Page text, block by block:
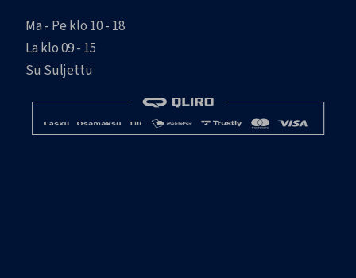
Ma - Pe klo 10 - 18
La klo 09 - 15
Su Suljettu